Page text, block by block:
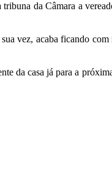
tribuna da Câmara a
vez, acaba ficando
da casa já para a